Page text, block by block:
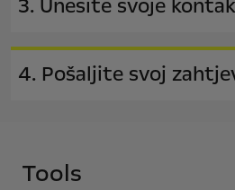
3. Unesite svoje
4. Pošaljite svoj
Tools